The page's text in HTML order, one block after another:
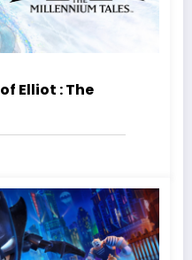
Elliot : The